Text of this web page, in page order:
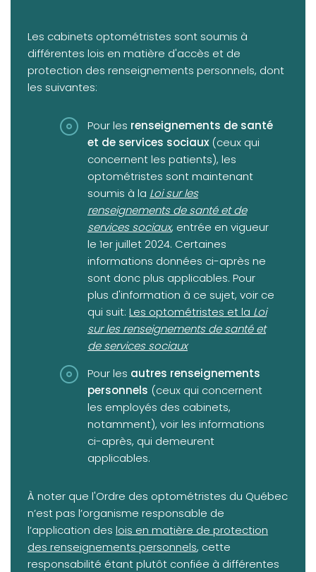
Les cabinets optométristes sont soumis à
différentes lois en matière d'accès et de
protection des renseignements personnels, dont
les suivantes:
Pour les renseignements de santé
et de services sociaux (ceux qui
concernent les patients), les
optométristes sont maintenant
soumis à la (opens in a new tab)
Loi sur les
renseignements de santé et de
services sociaux, entrée en vigueur
le 1er juillet 2024. Certaines
informations données ci-après ne
sont donc plus applicables. Pour
plus d'information à ce sujet, voir ce
qui suit: Les optométristes et la Loi
sur les renseignements de santé et
de services sociaux
Pour les autres renseignements
personnels (ceux qui concernent
les employés des cabinets,
notamment), voir les informations
ci-après, qui demeurent
applicables.
À noter que l'Ordre des optométristes du Québec
n’est pas l’organisme responsable de
l’application des (opens in a new tab)
lois en matière de protection
des renseignements personnels, cette
responsabilité étant plutôt confiée à différentes